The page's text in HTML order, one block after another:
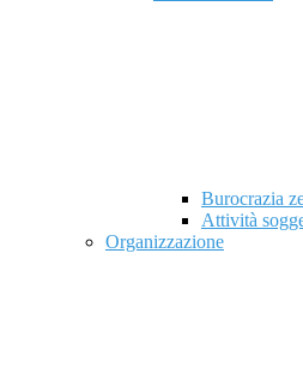
Burocrazia
Attività
Organizzazione